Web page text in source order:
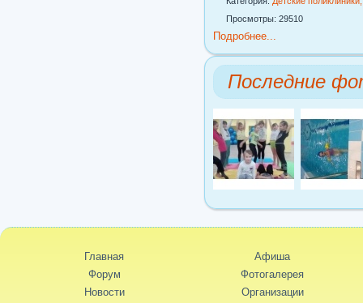
Просмотры: 29510
Подробнее...
Последние
Главная
Форум
Новости
Афиша
Фотогалерея
Организации